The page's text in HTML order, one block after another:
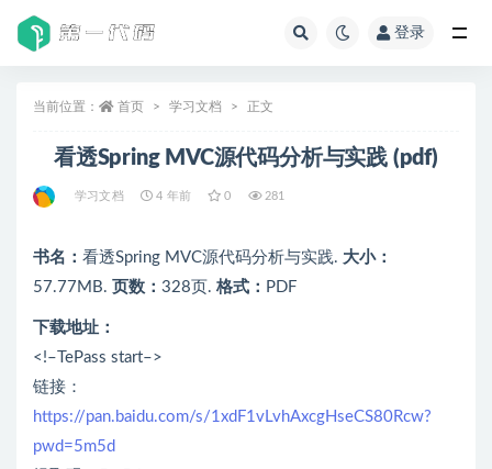
登录
当前位置： 首页 学习文档 正文
看透Spring MVC源代码分析与实践 (pdf)
学习文档 4 年前 0 281
书名： 看透Spring MVC源代码分析与实践. 大小：
57.77MB. 页数： 328页. 格式： PDF
下载地址：
<!–TePass start–>
链接：
https://pan.baidu.com/s/1xdF1vLvhAxcgHseCS80Rcw?
pwd=5m5d